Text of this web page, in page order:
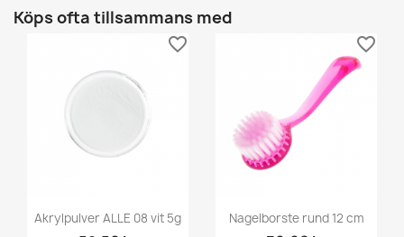
Köps ofta tillsammans med
Akrylpulver ALLE 08 vit 5g
favorite_border
Nagelborste rund 12 cm
favorite_border